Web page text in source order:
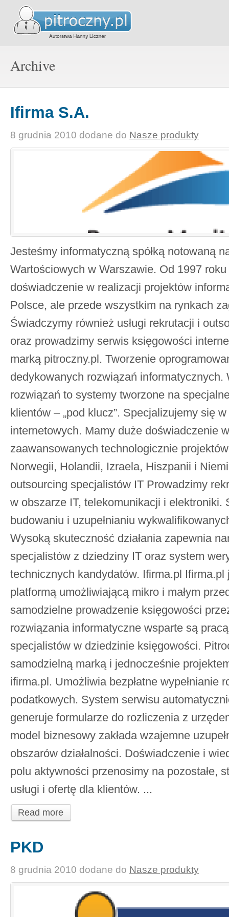
Archive
Ifirma S.A.
8 grudnia 2010 dodane do Nasze produkty
Jesteśmy informatyczną spółką notowaną
Wartościowych w Warszawie. Od 1997
doświadczenie w realizacji projektów
Polsce, ale przede wszystkim na rynkach
Świadczymy również usługi rekrutacji i
oraz prowadzimy serwis księgowości
marką pitroczny.pl. Tworzenie
dedykowanych rozwiązań informatycznych.
rozwiązań to systemy tworzone na
klientów – „pod klucz”. Specjalizujemy się
internetowych. Mamy duże doświadczenie
zaawansowanych technologicznie
Norwegii, Holandii, Izraela, Hiszpanii i
outsourcing specjalistów IT Prowadzimy
w obszarze IT, telekomunikacji i elektroniki.
budowaniu i uzupełnianiu
Wysoką skuteczność działania zapewnia
specjalistów z dziedziny IT oraz system
technicznych kandydatów. Ifirma.pl
platformą umożliwiającą mikro i małym
samodzielne prowadzenie księgowości
rozwiązania informatyczne wsparte są
specjalistów w dziedzinie księgowości.
samodzielną marką i jednocześnie
ifirma.pl. Umożliwia bezpłatne wypełnianie
podatkowych. System serwisu
generuje formularze do rozliczenia z
model biznesowy zakłada wzajemne
obszarów działalności. Doświadczenie i
polu aktywności przenosimy na pozostałe,
usługi i ofertę dla klientów. ...
Read more
PKD
8 grudnia 2010 dodane do Nasze produkty